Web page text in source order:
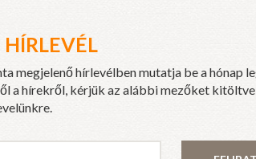
HÍRLEVÉL
megjelenő hírlevélben mutatja be a hónap
a hírekről, kérjük az alábbi mezőket